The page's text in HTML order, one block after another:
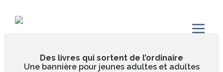
content
Des livres qui sortent de l’ordinaire
Une bannière pour jeunes adultes et adultes